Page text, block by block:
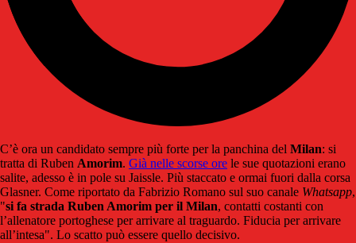
C’è ora un candidato sempre più forte per la panchina del Milan: si
tratta di Ruben Amorim. Già nelle scorse ore le sue quotazioni erano
salite, adesso è in pole su Jaissle. Più staccato e ormai fuori dalla corsa
Glasner. Come riportato da Fabrizio Romano sul suo canale Whatsapp,
"si fa strada Ruben Amorim per il Milan, contatti costanti con
l’allenatore portoghese per arrivare al traguardo. Fiducia per arrivare
all’intesa". Lo scatto può essere quello decisivo.